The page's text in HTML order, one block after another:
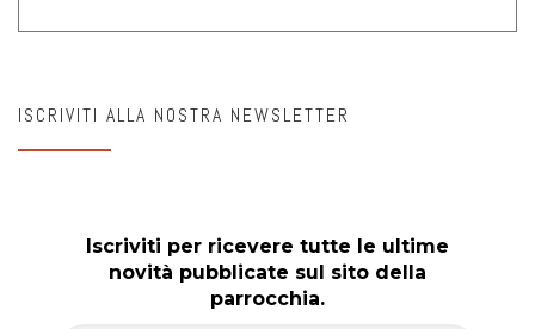
ISCRIVITI ALLA NOSTRA NEWSLETTER
Iscriviti per ricevere tutte le ultime
novità pubblicate sul sito della
parrocchia.